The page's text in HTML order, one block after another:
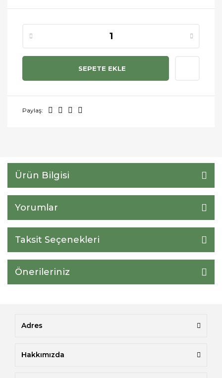
SEPETE EKLE
Paylaş:
Ürün Bilgisi
Yorumlar
Taksit Seçenekleri
Önerileriniz
Adres
Hakkımızda